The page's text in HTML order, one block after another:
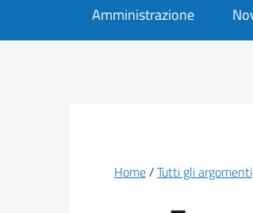
Amministrazione
Briciole
Home Tutti gli argomenti